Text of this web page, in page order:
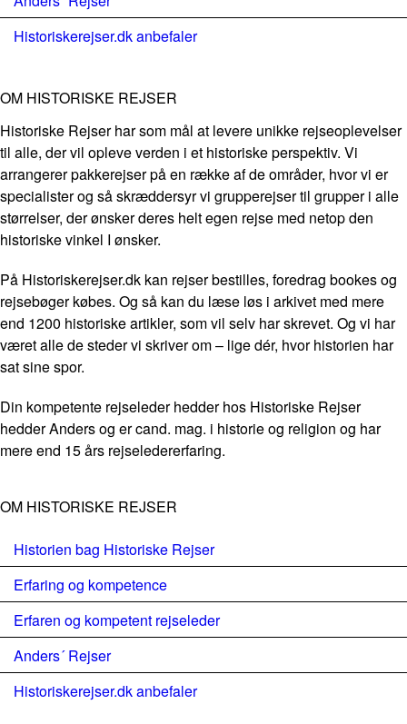
Historiskerejser.dk anbefaler
OM HISTORISKE REJSER
Historiske Rejser har som mål at levere unikke rejseoplevelser
til alle, der vil opleve verden i et historiske perspektiv. Vi
arrangerer pakkerejser på en række af de områder, hvor vi er
specialister og så skræddersyr vi grupperejser til grupper i alle
størrelser, der ønsker deres helt egen rejse med netop den
historiske vinkel I ønsker.
På Historiskerejser.dk kan rejser bestilles, foredrag bookes og
rejsebøger købes. Og så kan du læse løs i arkivet med mere
end 1200 historiske artikler, som vil selv har skrevet. Og vi har
været alle de steder vi skriver om – lige dér, hvor historien har
sat sine spor.
Din kompetente rejseleder hedder hos Historiske Rejser
hedder Anders og er cand. mag. i historie og religion og har
mere end 15 års rejseledererfaring.
OM HISTORISKE REJSER
Historien bag Historiske Rejser
Erfaring og kompetence
Erfaren og kompetent rejseleder
Anders´ Rejser
Historiskerejser.dk anbefaler